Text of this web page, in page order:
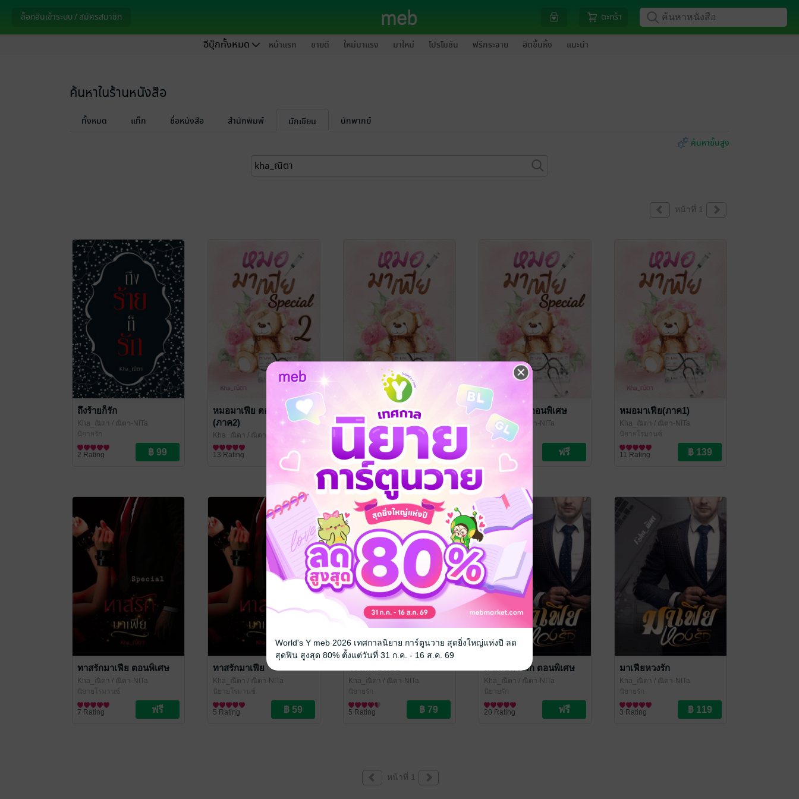
ล็อกอินเข้าระบบ / สมัครสมาชิก ตะกร้า
อีบุ๊กทั้งหมด หน้าแรก ขายดี ใหม่มาแรง มาใหม่ โปรโมชัน ฟรีกระจาย ฮิตขึ้นหิ้ง แนะนำ
ค้นหาในร้านหนังสือ
ทั้งหมด แท็ก ชื่อหนังสือ สำนักพิมพ์ นักเขียน
นักพากย์
ค้นหาขั้นสูง
หน้าที่ 1
ถึงร้ายก็รัก
Kha_ณิตา / ณิตา-NITa
นิยายรัก
2 Rating
หมอมาเฟีย ตอนพิเศษ
(ภาค2)
Kha_ณิตา / ณิตา-NITa
นิยายรัก
13 Rating
หมอมาเฟีย(ภาค2)
Kha_ณิตา
นิยายรัก
7 Rating
หมอมาเฟีย ตอนพิเศษ
Kha_ณิตา/ ณิตา-NITa
นิยายโรมานซ์
8 Rating
หมอมาเฟีย(ภาค1)
Kha_ณิตา / ณิตา-NITa
นิยายโรมานซ์
11 Rating
ทาสรักมาเฟีย ตอนพิเศษ
Kha_ณิตา / ณิตา-NITa
นิยายโรมานซ์
7 Rating
ทาสรักมาเฟีย
Kha_ณิตา / ณิตา-NITa
นิยายโรมานซ์
5 Rating
Kha_ณิตา / ณิตา-NITa
นิยายรัก
5 Rating
มาเฟียหวงรัก ตอนพิเศษ
Kha_ณิตา / ณิตา-NITa
นิยายรัก
20 Rating
มาเฟียหวงรัก
Kha_ณิตา / ณิตา-NITa
นิยายรัก
3 Rating
หน้าที่ 1
World's Y meb 2026 เทศกาลนิยาย การ์ตูนวาย สุดยิ่งใหญ่แห่งปี ลด
สุดฟิน สูงสุด 80% ตั้งแต่วันที่ 31 ก.ค. - 16 ส.ค. 69